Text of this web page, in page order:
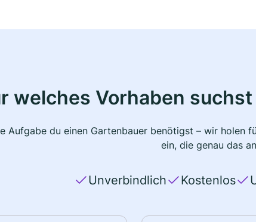
welches Vorhaben
Aufgabe du einen Gartenbauer benötigst – wir holen
ein, die genau das
Unverbindlich Kostenlos